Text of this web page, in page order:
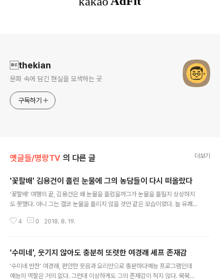
thekian
문화 속에 담긴 현실을 모색하는 곳
구독하기
옛글들/명랑TV 의 다른 글 더보기
'꽃할배' 김용건이 흘린 눈물에 그의 농담들이 다시 떠올랐다
‘꽃할배’ 여행의 끝, 김용건은 왜 눈물을 흘렸을까그가 눈물을 흘릴지 상상하지
도 못했다. 아니 그는 결코 눈물을 흘리지 않을 것만 같은 모습이었다. 늘 유쾌하
것에 즐거워하는 막내 어르신. 그런 모습이 tvN 예능 가 여행을 통해 보여준 김
흘린 눈물이었다. 음악이 가진 힘은 그 노래를 듣던 기억들을 순식간에 소환해
낸다는 것이 아닐까. 김용건은 늘 들었던 그 노래를 바로 눈앞에서 들으니 뭉클
한 감정이 피어올랐다고 털어놨다. 자신이 살아왔던 과거들이 그 노래를 타고
4 0 2018. 8. 19.
'수미네', 웃기지 않아도 충분히 또렷한 여경래 셰프 존재감
‘수미네 반찬’ 여경래, 편안한 웃음과 요리만으로 충분하다예능 프로그램인데
예능의 역할은 거의 없다. 그런데 이상하게도 그의 존재감이 적지 않다. 묵묵히